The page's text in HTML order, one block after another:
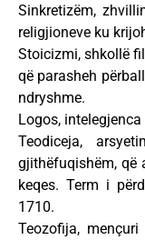
Sinkretizëm,
religjioneve ku
Stoicizmi, shkollë
që parasheh
ndryshme.
Logos, intelegjenca
Teodiceja,
gjithëfuqishëm, që
keqes. Term i
1710.
Teozofija,